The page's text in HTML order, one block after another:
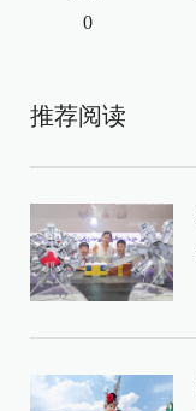
0
推荐阅读